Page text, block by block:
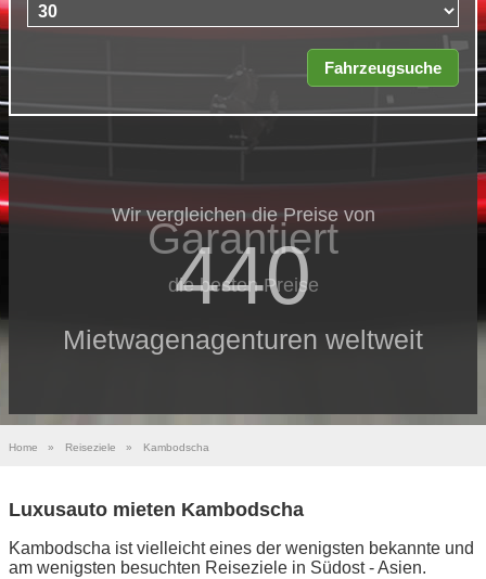
Wir vergleichen die Preise von
440
Mietwagenagenturen weltweit
Garantiert
die besten Preise
Home » Reiseziele » Kambodscha
Luxusauto mieten Kambodscha
Kambodscha ist vielleicht eines der wenigsten bekannte und
am wenigsten besuchten Reiseziele in Südost - Asien.